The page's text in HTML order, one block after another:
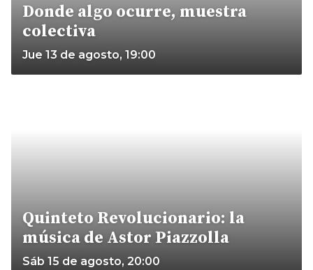
Donde algo ocurre, muestra
colectiva
Jue 13 de agosto, 19:00
Quinteto Revolucionario: la
música de Astor Piazzolla
Sáb 15 de agosto, 20:00